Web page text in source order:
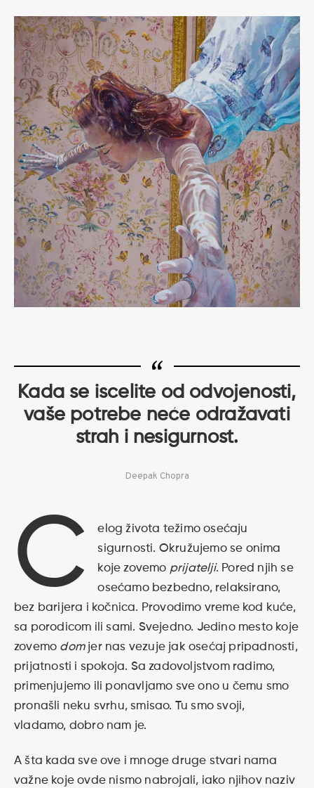
Kada se iscelite od odvojenosti,
vaše potrebe neće odražavati
strah i nesigurnost.
Deepak Chopra
C
elog života težimo osećaju
sigurnosti. Okružujemo se onima
koje zovemo prijatelji. Pored njih se
osećamo bezbedno, relaksirano,
bez barijera i kočnica. Provodimo vreme kod kuće,
sa porodicom ili sami. Svejedno. Jedino mesto koje
zovemo domjer nas vezuje jak osećaj pripadnosti,
prijatnosti i spokoja. Sa zadovoljstvom radimo,
primenjujemo ili ponavljamo sve ono u čemu smo
pronašli neku svrhu, smisao. Tu smo svoji,
vladamo, dobro nam je.
A šta kada sve ove i mnoge druge stvari nama
važne koje ovde nismo nabrojali, iako njihov naziv